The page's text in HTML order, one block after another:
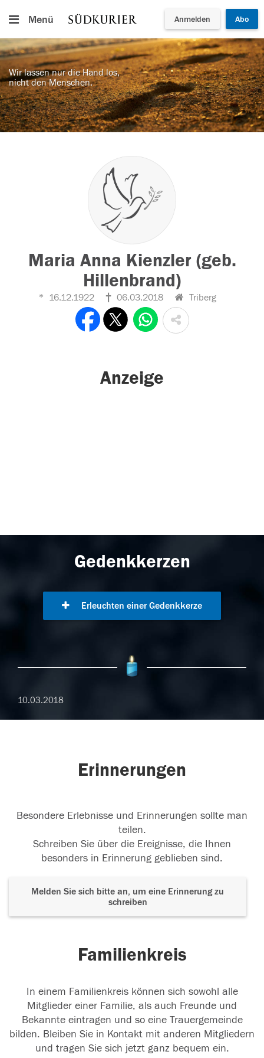
Menü Anmelden Abo
Wir lassen nur die Hand los,
nicht den Menschen.
Maria Anna Kienzler (geb.
Hillenbrand)
16.12.1922 06.03.2018 Triberg
Anzeige
Gedenkkerzen
Erleuchten einer Gedenkkerze
10.03.2018
Erinnerungen
Besondere Erlebnisse und Erinnerungen sollte man
teilen.
Schreiben Sie über die Ereignisse, die Ihnen
besonders in Erinnerung geblieben sind.
Melden Sie sich bitte an, um eine Erinnerung zu
schreiben
Familienkreis
In einem Familienkreis können sich sowohl alle
Mitglieder einer Familie, als auch Freunde und
Bekannte eintragen und so eine Trauergemeinde
bilden. Bleiben Sie in Kontakt mit anderen Mitgliedern
und tragen Sie sich jetzt ganz bequem ein.